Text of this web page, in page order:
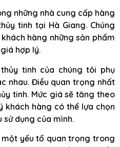
những nhà cung cấp hàng
tinh tại Hà Giang. Chúng
hàng những sản phẩm
hợp lý.
tinh của chúng tôi phụ
nhau. Điều quan trọng nhất
tinh. Mức giá sẽ tăng theo
hàng có thể lựa chọn
sử dụng của mình.
yếu tố quan trọng trong